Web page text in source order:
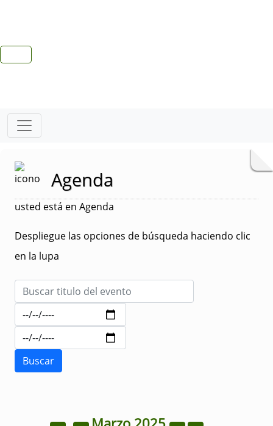
Agenda
usted está en Agenda
Despliegue las opciones de búsqueda haciendo clic
en la lupa